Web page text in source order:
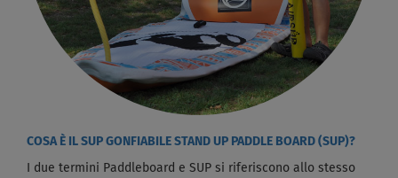
COSA È IL SUP GONFIABILE STAND UP PADDLE BOARD (SUP)?
I due termini Paddleboard e SUP si riferiscono allo stesso